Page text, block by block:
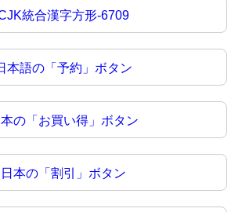
統合漢字方形-6709
本語の「予約」ボタン
本の「お買い得」ボタン
日本の「割引」ボタン